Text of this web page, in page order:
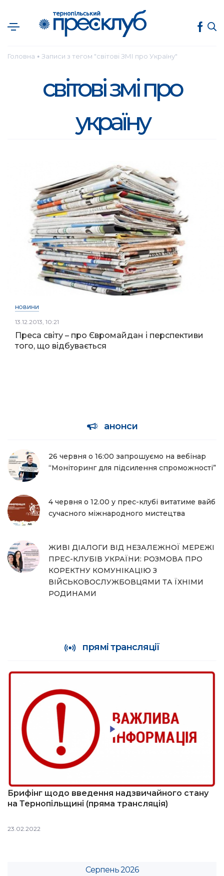
Головна ● Записи з тегом "світові ЗМІ про Україну"
світові змі про
україну
НОВИНИ
13.12.2013, 10:21
Преса світу – про Євромайдан і перспективи
того, що відбувається
анонси
26 червня о 16:00 запрошуємо на вебінар
“Моніторинг для підсилення спроможності”
4 червня о 12.00 у прес-клубі витатиме вайб
сучасного міжнародного мистецтва
ЖИВІ ДІАЛОГИ ВІД НЕЗАЛЕЖНОЇ МЕРЕЖІ
ПРЕС-КЛУБІВ УКРАЇНИ: РОЗМОВА ПРО
КОРЕКТНУ КОМУНІКАЦІЮ З
ВІЙСЬКОВОСЛУЖБОВЦЯМИ ТА ЇХНІМИ
РОДИНАМИ
прямі трансляції
Брифінг щодо введення надзвичайного стану
на Тернопільщині (пряма трансляція)
23.02.2022
Серпень 2026